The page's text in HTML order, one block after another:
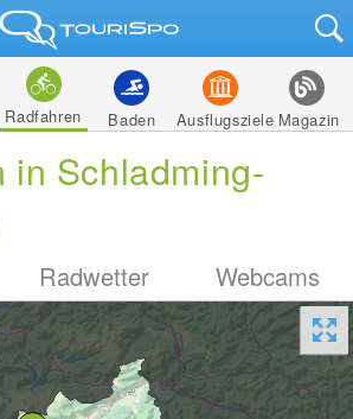
Radfahren Baden Ausflugsziele Magazin
in Schladming-
Radwetter Webcams